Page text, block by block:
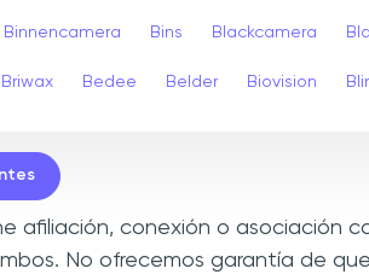
Binnencamera Bins Blackcamera
Briwax Bedee Belder Biovision
afiliación, conexión o asociación
No ofrecemos garantía de